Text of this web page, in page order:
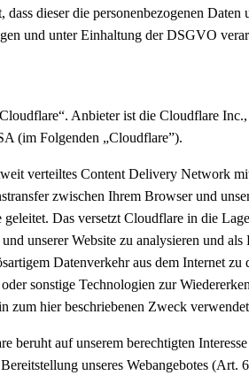
dass dieser die personenbezogenen Daten
und unter Einhaltung der DSGVO
Anbieter ist die Cloudflare
(im Folgenden „Cloudflare”).
verteiltes Content Delivery Network
zwischen Ihrem Browser und
Das versetzt Cloudflare in die
unserer Website zu analysieren und als
Datenverkehr aus dem Internet zu
sonstige Technologien zur
zum hier beschriebenen Zweck
beruht auf unserem berechtigten
unseres Webangebotes